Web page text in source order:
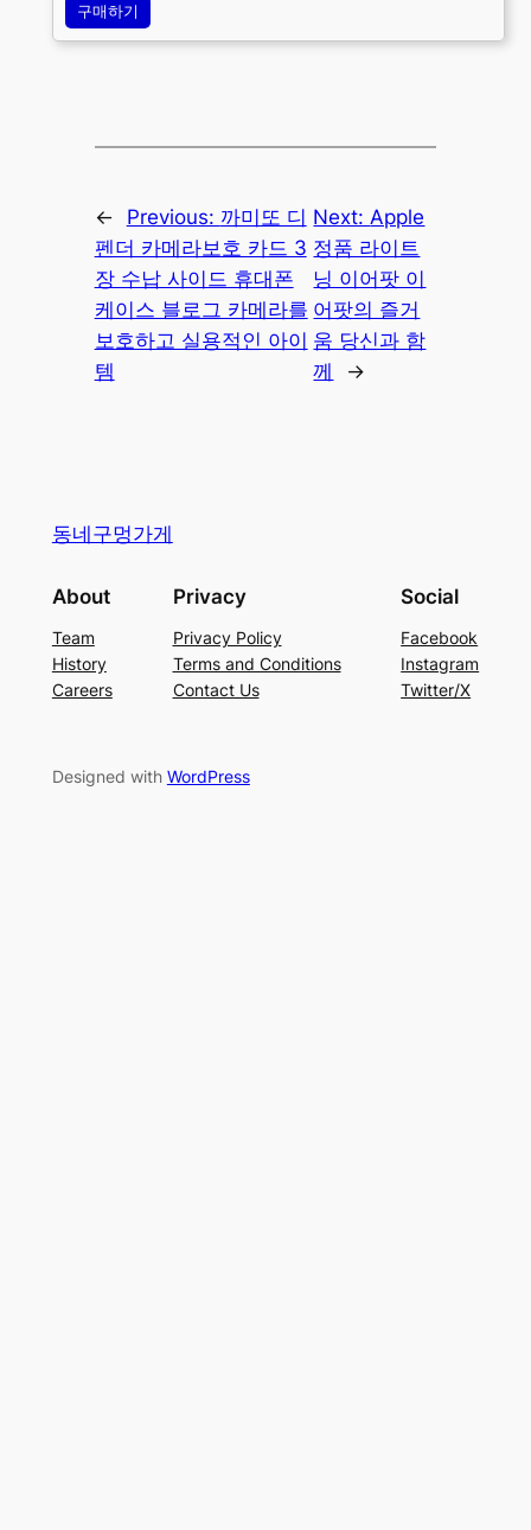
구매하기
← Previous: 까미또 디
펜더 카메라보호 카드 3
장 수납 사이드 휴대폰
케이스 블로그 카메라를
보호하고 실용적인 아이
템
Next: Apple
정품 라이트
닝 이어팟 이
어팟의 즐거
움 당신과 함
께
→
동네구멍가게
About
Team
History
Careers
Privacy
Privacy Policy
Terms and Conditions
Contact Us
Social
Facebook
Instagram
Twitter/X
Designed with WordPress